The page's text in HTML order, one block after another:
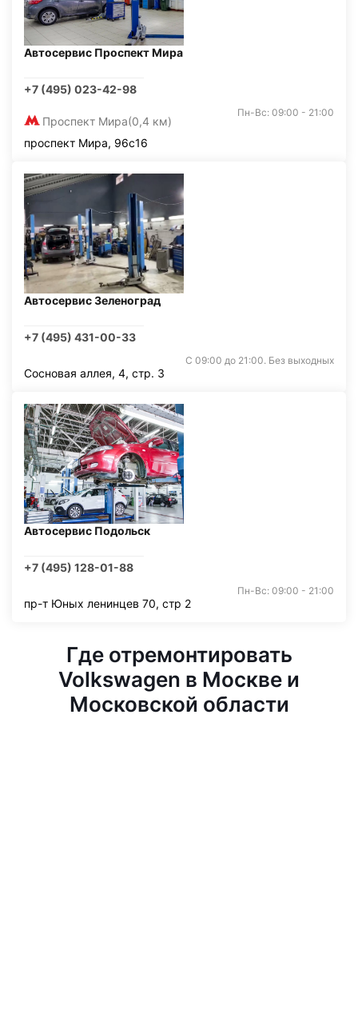
Автосервис Проспект Мира
+7 (495) 023-42-98
Проспект Мира(0,4 км)
Пн-Вс: 09:00 - 21:00
проспект Мира, 96с16
Автосервис Зеленоград
+7 (495) 431-00-33
С 09:00 до 21:00. Без выходных
Сосновая аллея, 4, стр. 3
Автосервис Подольск
+7 (495) 128-01-88
Пн-Вс: 09:00 - 21:00
пр-т Юных ленинцев 70, стр 2
Где отремонтировать
Volkswagen в Москве и
Московской области